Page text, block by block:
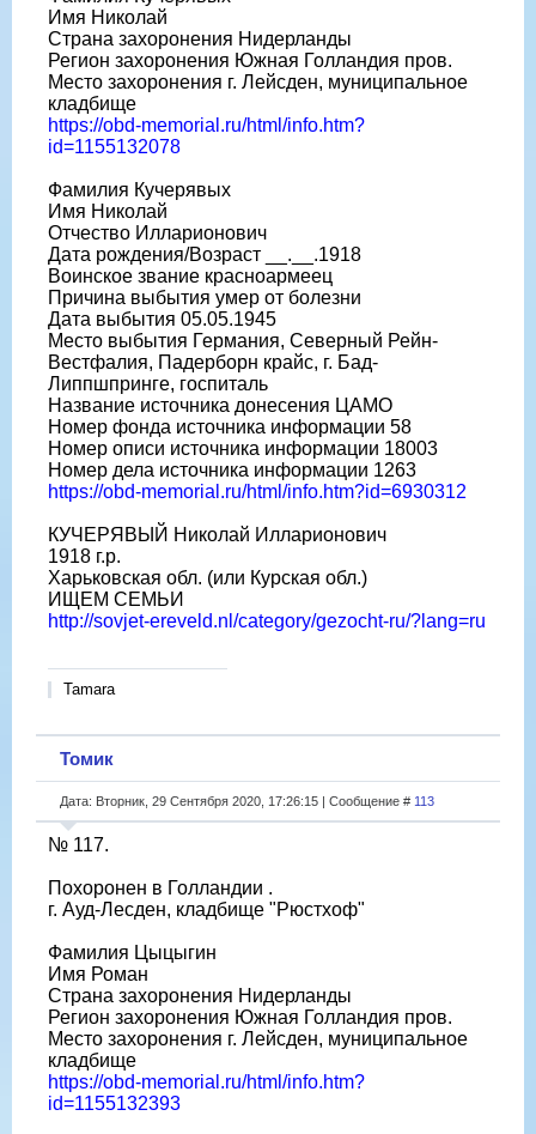
Имя Николай
Страна захоронения Нидерланды
Регион захоронения Южная Голландия пров.
Место захоронения г. Лейсден, муниципальное
кладбище
https://obd-memorial.ru/html/info.htm?
id=1155132078
Фамилия Кучерявых
Имя Николай
Отчество Илларионович
Дата рождения/Возраст __.__.1918
Воинское звание красноармеец
Причина выбытия умер от болезни
Дата выбытия 05.05.1945
Место выбытия Германия, Северный Рейн-
Вестфалия, Падерборн крайс, г. Бад-
Липпшпринге, госпиталь
Название источника донесения ЦАМО
Номер фонда источника информации 58
Номер описи источника информации 18003
Номер дела источника информации 1263
https://obd-memorial.ru/html/info.htm?id=6930312
КУЧЕРЯВЫЙ Николай Илларионович
1918 г.р.
Харьковская обл. (или Курская обл.)
ИЩЕМ СЕМЬИ
http://sovjet-ereveld.nl/category/gezocht-ru/?lang=ru
Tamara
Томик
Дата: Вторник, 29 Сентября 2020, 17:26:15 | Сообщение # 113
№ 117.
Похоронен в Голландии .
г. Ауд-Лесден, кладбище "Рюстхоф"
Фамилия Цыцыгин
Имя Роман
Страна захоронения Нидерланды
Регион захоронения Южная Голландия пров.
Место захоронения г. Лейсден, муниципальное
кладбище
https://obd-memorial.ru/html/info.htm?
id=1155132393